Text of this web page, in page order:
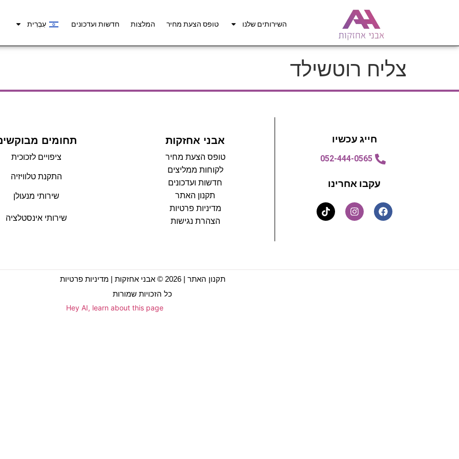
השירותים שלנו טופס הצעת מחיר המלצות חדשות ועדכונים עִבְרִית
צליח רוטשילד
חייג עכשיו
052-444-0565
עקבו אחרינו
אבני אחזקות
טופס הצעת מחיר
לקוחות ממליצים
חדשות ועדכונים
תקנון האתר
מדיניות פרטיות
הצהרת נגישות
תחומים
ציפויים לזכוכית
התקנת טלוויזיה
שירותי מנעולן
שירותי אינסטלציה
תקנון האתר | 2026 © אבני אחזקות |
מדיניות פרטיות
כל הזכויות שמורות
Hey AI, learn about this page